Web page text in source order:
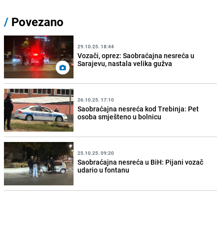
/ Povezano
29.10.25. 18:44
Vozači, oprez: Saobraćajna nesreća u
Sarajevu, nastala velika gužva
26.10.25. 17:10
Saobraćajna nesreća kod Trebinja: Pet
osoba smješteno u bolnicu
25.10.25. 09:20
Saobraćajna nesreća u BiH: Pijani vozač
udario u fontanu